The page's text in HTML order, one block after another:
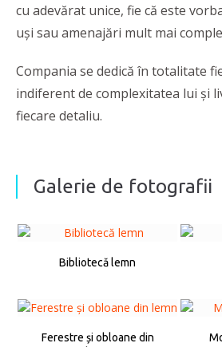
cu adevărat unice, fie că este
uși sau amenajări mult mai
Compania se dedică în totalitate
indiferent de complexitatea lui și
fiecare detaliu.
Galerie de fotografii
Bibliotecă lemn
Ferestre și obloane din